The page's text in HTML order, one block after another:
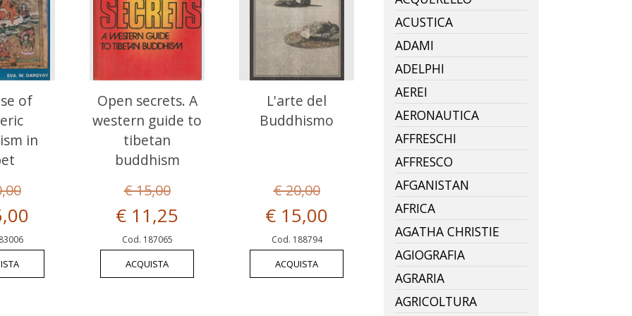
of
in
Open secrets. A
western guide to
tibetan
buddhism
€ 15,00
€ 11,25
Cod. 187065
ACQUISTA
L'arte del
Buddhismo
€ 20,00
€ 15,00
Cod. 188794
ACQUISTA
ACUSTICA
ADAMI
ADELPHI
AEREI
AERONAUTICA
AFFRESCHI
AFFRESCO
AFGANISTAN
AFRICA
AGATHA CHRISTIE
AGIOGRAFIA
AGRARIA
AGRICOLTURA